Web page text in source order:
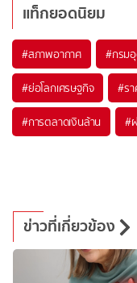
แท็กยอดนิยม
#สภาพอากาศ #กรม
#ย่อโลกเศรษฐกิจ #ร
#การตลาดเงินล้าน #
ข่าวที่เกี่ยวข้อง